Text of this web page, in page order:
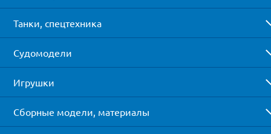
Танки, спецтехника
Судомодели
Игрушки
Сборные модели, материалы